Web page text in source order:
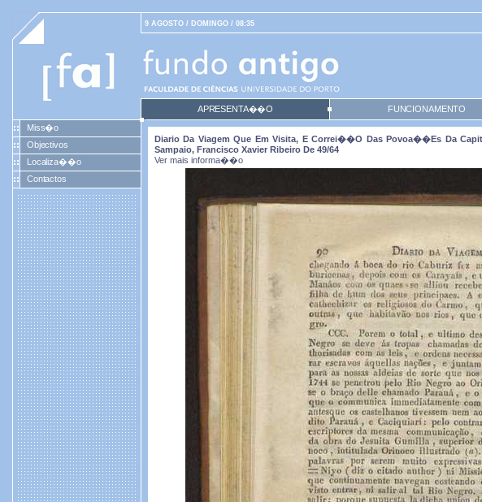
9 AGOSTO / DOMINGO / 08:35
APRESENTA��O FUNCIONAMENTO
Miss�o
Objectivos
Localiza��o
Contactos
Diario Da Viagem Que Em Visita, E Correi��o Das Povoa��es Da
Sampaio, Francisco Xavier Ribeiro De 49/64
Ver mais informa��o